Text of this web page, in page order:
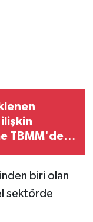
TBMM'de
biri olan
sektörde